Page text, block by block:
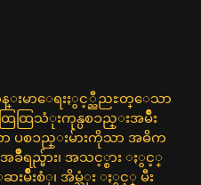
က်န္းမာေရးႏွင့္ညီညႊတ္ေသာ
ေထြသံုးကုန္ပစၥည္းအမ်ဳိး
ာ ပစၥည္းမ်ားကိုသာ အဓိက
အခ်ဳိရည္မ်ား၊ အသင့္စား ႏွင့္
ဆးမ်ဳိးစံု၊ အိမ္သံုး ႏွင့္ မီး